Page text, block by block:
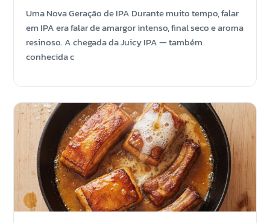
Uma Nova Geração de IPA Durante muito tempo, falar
em IPA era falar de amargor intenso, final seco e aroma
resinoso. A chegada da Juicy IPA — também
conhecida c